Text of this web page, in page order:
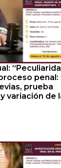
penal:
prueba
variación de